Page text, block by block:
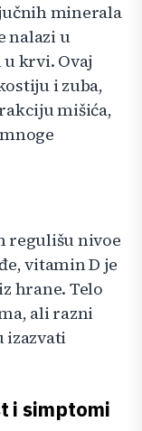
minerala
nalazi u
krvi. Ovaj
i zuba,
mišića,
regulišu nivoe
vitamin D je
hrane. Telo
ali razni
izazvati
i simptomi